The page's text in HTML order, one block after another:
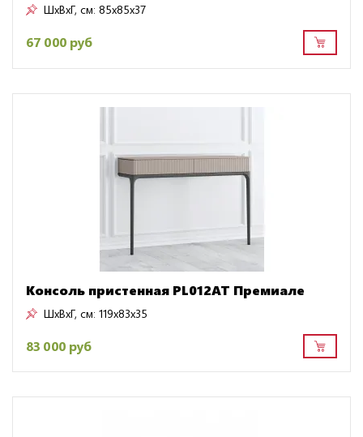
ШxВxГ, см: 85x85x37
67 000 руб
Консоль пристенная PL012AT Премиале
ШxВxГ, см: 119x83x35
83 000 руб